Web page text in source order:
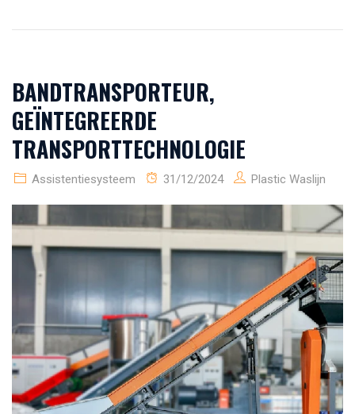
BANDTRANSPORTEUR,
GEÏNTEGREERDE
TRANSPORTTECHNOLOGIE
Assistentiesysteem 31/12/2024 Plastic Waslijn